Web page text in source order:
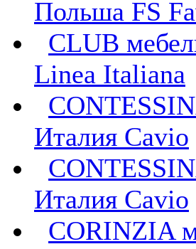
Польша FS
CLUB
Linea Italiana
Италия Cavio
Италия Сavio
CORINZIA